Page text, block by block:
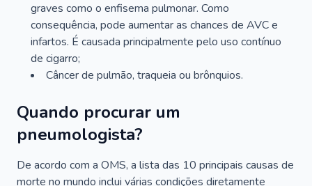
graves como o enfisema pulmonar. Como
consequência, pode aumentar as chances de AVC e
infartos. É causada principalmente pelo uso contínuo
de cigarro;
Câncer de pulmão, traqueia ou brônquios.
Quando procurar um
pneumologista?
De acordo com a OMS, a lista das 10 principais causas de
morte no mundo inclui várias condições diretamente